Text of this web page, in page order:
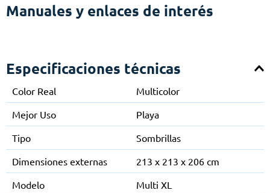
Manuales y enlaces de interés
Especificaciones técnicas
Color Real
Multicolor
Mejor Uso
Playa
Tipo
Sombrillas
Dimensiones externas
213 x 213 x 206 cm
Modelo
Multi XL